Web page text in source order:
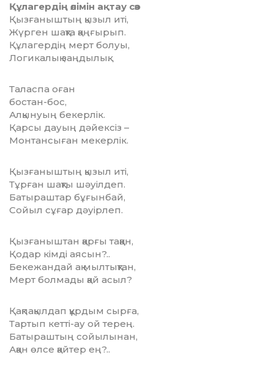
Құлагердің өлімін ақтау сөз
Қызғаныштың қызыл иті,
Жүрген шақта қаңғырып.
Құлагердің мерт болуы,
Логикалық заңдылық.
Таласпа оған
бостан-бос,
Алқынуың бекерлік.
Қарсы дауың дәйексіз –
Монтансыған мекерлік.
Қызғаныштың қызыл иті,
Тұрған шақты шәуілдеп.
Батыраштар бұғынбай,
Сойыл сұғар дәуірлеп.
Қызғаныштан қарғы таққан,
Қодар кімді аясын?..
Бекежандай ақ мылтықтан,
Мерт болмады қай асыл?
Қақпақылдап құрдым сырға,
Тартып кетті-ау ой терең.
Батыраштың сойылынан,
Ақан өлсе қайтер ең?..